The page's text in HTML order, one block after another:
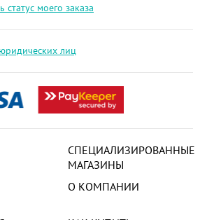
СПЕЦИАЛИЗИРОВАННЫЕ
МАГАЗИНЫ
О КОМПАНИИ
статус моего заказа
лиц